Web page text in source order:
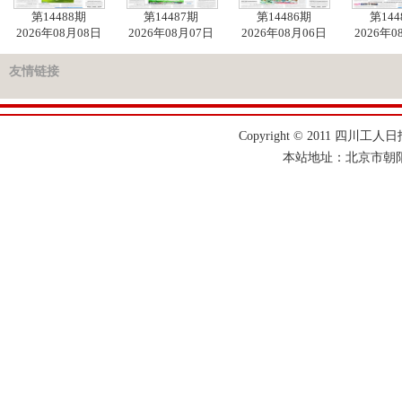
第14488期
2026年08月08日
第14487期
2026年08月07日
第14486期
2026年08月06日
第
2026年
友情链接
Copyright © 2011 四川工人
本站地址：北京市